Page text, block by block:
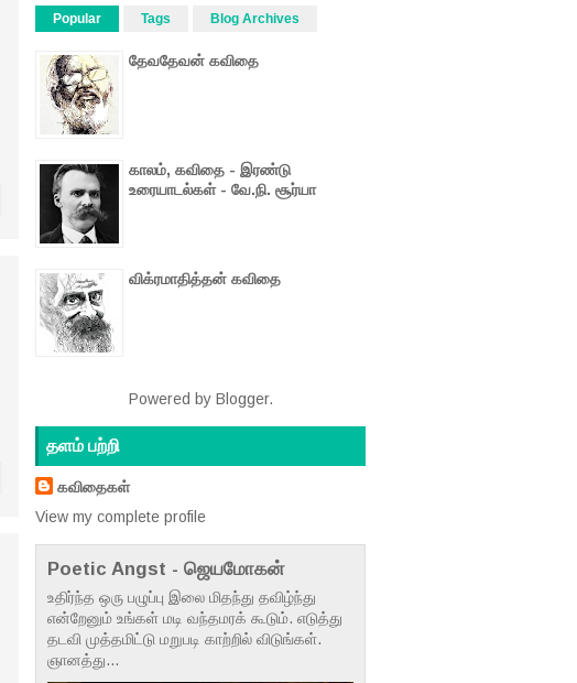
Popular Tags Blog Archives
தேவதேவன் கவிதை
காலம், கவிதை - இரண்டு
உரையாடல்கள் - வே.நி. சூர்யா
விக்ரமாதித்தன் கவிதை
Powered by Blogger.
தளம் பற்றி
கவிதைகள்
View my complete profile
Poetic Angst - ஜெயமோகன்
உதிர்ந்த ஒரு பழுப்பு இலை மிதந்து தவிழ்ந்து
என்றேனும் உங்கள் மடி வந்தமரக் கூடும். எடுத்து
தடவி முத்தமிட்டு மறுபடி காற்றில் விடுங்கள்.
ஞானத்து...